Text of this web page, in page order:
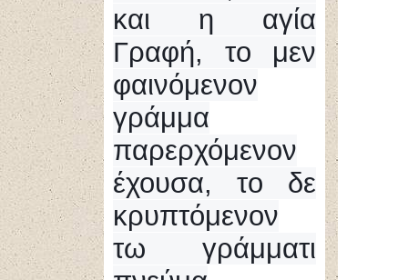
και η αγία
Γραφή, το μεν
φαινόμενον
γράμμα
παρερχόμενον
έχουσα, το δε
κρυπτόμενον
τω γράμματι